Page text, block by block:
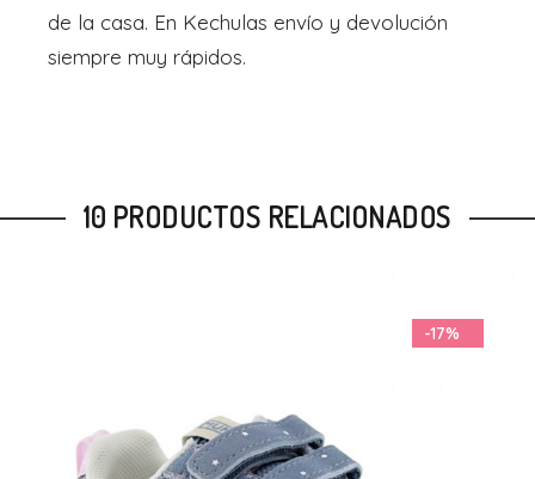
de la casa. En Kechulas envío y devolución
siempre muy rápidos.
10 PRODUCTOS RELACIONADOS
-11%